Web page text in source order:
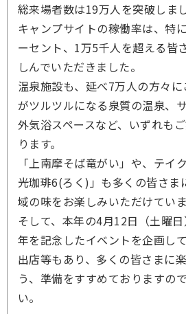
総来場者数は19万人を突破しまし
キャンプサイトの稼働率は、特
ーセント、1万5千人を超える皆
しんでいただきました。
温泉施設も、延べ7万人の方々
がツルツルになる泉質の温泉、
外気浴スペースなど、いずれも
ります。
「上南摩そば竜がい」や、テイ
光珈琲6(ろく)」も多くの皆さま
域の味をお楽しみいただけていま
そして、本年の4月12日（土曜
年を記念したイベントを企画し
出店等もあり、多くの皆さまに
う、準備をすすめておりますの
い。